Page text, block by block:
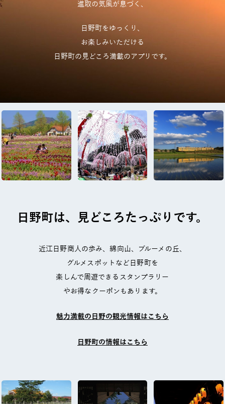
進取の気風が息づく、
日野町をゆっくり、
お楽しみいただける
日野町の見どころ満載のアプリです。
日野町は、見どころたっぷりです。
近江日野商人の歩み、綿向山、ブルーメの丘、
グルメスポットなど日野町を
楽しんで周遊できるスタンプラリー
やお得なクーポンもあります。
魅力満載の日野の観光情報はこちら
日野町の情報はこちら